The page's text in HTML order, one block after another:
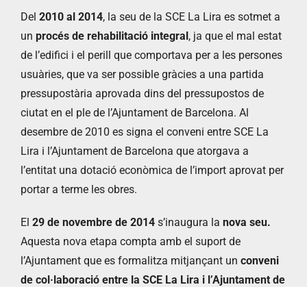
Del 2010 al 2014, la seu de la SCE La Lira es sotmet a
un procés de rehabilitació integral, ja que el mal estat
de l’edifici i el perill que comportava per a les persones
usuàries, que va ser possible gràcies a una partida
pressupostària aprovada dins del pressupostos de
ciutat en el ple de l’Ajuntament de Barcelona. Al
desembre de 2010 es signa el conveni entre SCE La
Lira i l’Ajuntament de Barcelona que atorgava a
l’entitat una dotació econòmica de l’import aprovat per
portar a terme les obres.
El 29 de novembre de 2014s’inaugura la nova seu.
Aquesta nova etapa compta amb el suport de
l’Ajuntament que es formalitza mitjançant un conveni
de col·laboració entre la SCE La Lira i l’Ajuntament de